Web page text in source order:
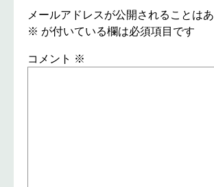
メールアドレスが公開されることはあ
※ が付いている欄は必須項目です
コメント ※